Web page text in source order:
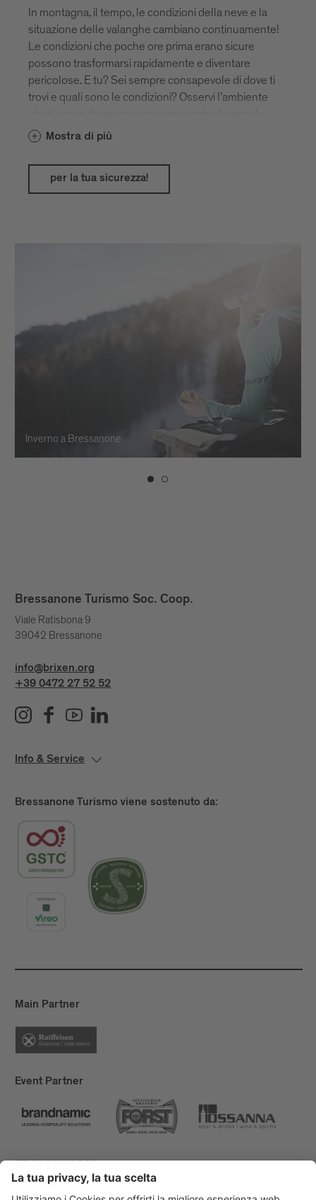
panorama invernale delle Dolomiti. Questa regione
è un paradiso non solo in estate, ma anche in
inverno, per gli amanti dell'escursionismo desiderosi
di immergersi nel silenzio e nella bellezza della
paesaggistica montana innevata.
In montagna, il tempo, le condizioni della neve e la
situazione delle valanghe cambiano continuamente!
Le condizioni che poche ore prima erano sicure
possono trasformarsi rapidamente e diventare
pericolose. E tu? Sei sempre consapevole di dove ti
trovi e quali sono le condizioni? Osservi l’ambiente
come per esempio pendii ripidi, conche e
bollettino valanghe quotidiano fornisce un
importante aiuto per le tue escursioni invernali in
Mostra di più
per la tua sicurezza!
Inverno a Bressanone
Bressanone Turismo Soc. Coop.
Viale Ratisbona 9
39042 Bressanone
info@brixen.org
+39 0472 27 52 52
Info & Service
Bressanone Turismo viene sostenuto da:
Main Partner
Event Partner